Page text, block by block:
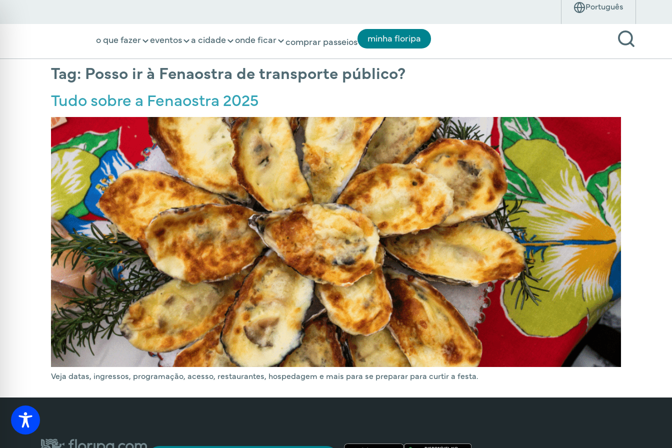
o que fazer eventos a cidade onde ficar comprar passeios minha floripa
Tag: Posso ir à Fenaostra de transporte público?
Tudo sobre a Fenaostra 2025
Veja datas, ingressos, programação, acesso, restaurantes, hospedagem e mais para se preparar para curtir a festa.